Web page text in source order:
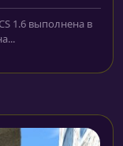
1.6 выполнена в